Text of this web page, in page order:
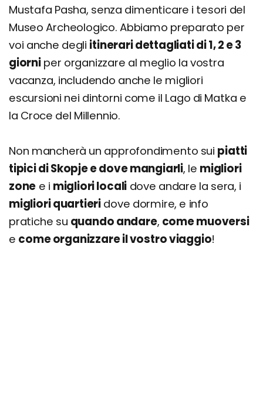
Pastrmajlija
Bakláva
Börek
Musaka
Pljeskávica
Tarator
Sutlijash
Dove mangiare a Skopje: i migliori ristoranti
Cosa fare la sera: le zone della movida e i
migliori locali
Dove dormire a Skopje: i migliori quartieri dove
alloggiare
Vai di fretta? Ecco i nostri alloggi consigliati
Mustafa Pasha, senza dimenticare i tesori del
Museo Archeologico. Abbiamo preparato per
voi anche degli itinerari dettagliati di 1, 2 e 3
giorniper organizzare al meglio la vostra
vacanza, includendo anche le migliori
escursioni nei dintorni come il Lago di Matka e
la Croce del Millennio.
Non mancherà un approfondimento sui piatti
tipici di Skopje e dove mangiarli, le migliori
zone e i migliori locali dove andare la sera, i
migliori quartieridove dormire, e info
pratiche su quando andare, come muoversi
e come organizzare il vostro viaggio!